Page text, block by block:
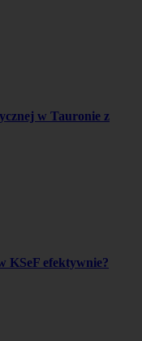
w Tauronie z
KSeF efektywnie?